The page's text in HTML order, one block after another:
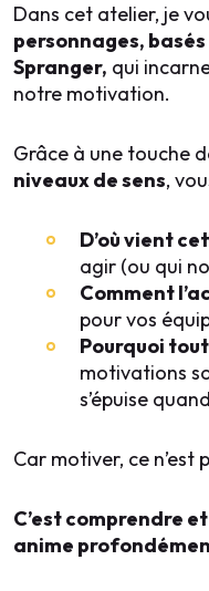
Dans cet atelier, je
personnages,
Spranger, qui
notre motivation.
Grâce à une touche
niveaux de sens,
D’où vient
agir (ou qui
Comment
pour vos
Pourquoi
motivations
s’épuise
Car motiver, ce n’est
C’est comprendre
anime